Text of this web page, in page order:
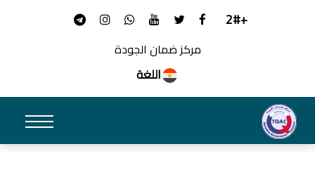
+2#
مركز ضمان الجودة
اللغة